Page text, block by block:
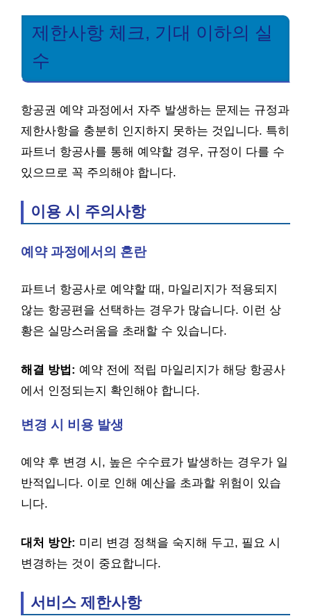
제한사항 체크, 기대 이하의 실
수
항공권 예약 과정에서 자주 발생하는 문제는 규정과
제한사항을 충분히 인지하지 못하는 것입니다. 특히
파트너 항공사를 통해 예약할 경우, 규정이 다를 수
있으므로 꼭 주의해야 합니다.
이용 시 주의사항
예약 과정에서의 혼란
파트너 항공사로 예약할 때, 마일리지가 적용되지
않는 항공편을 선택하는 경우가 많습니다. 이런 상
황은 실망스러움을 초래할 수 있습니다.
해결 방법: 예약 전에 적립 마일리지가 해당 항공사
에서 인정되는지 확인해야 합니다.
변경 시 비용 발생
예약 후 변경 시, 높은 수수료가 발생하는 경우가 일
반적입니다. 이로 인해 예산을 초과할 위험이 있습
니다.
대처 방안: 미리 변경 정책을 숙지해 두고, 필요 시
변경하는 것이 중요합니다.
서비스 제한사항